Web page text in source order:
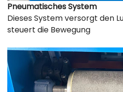
Pneumatisches System
Dieses System versorgt den
steuert die Bewegung